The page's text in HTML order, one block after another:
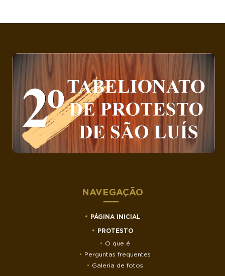
NAVEGAÇÃO
PÁGINA INICIAL
PROTESTO
O que é
Perguntas frequentes
Galeria de fotos